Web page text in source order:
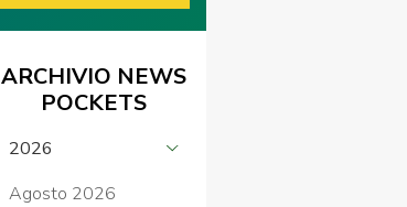
ARCHIVIO NEWS
POCKETS
2026
Agosto 2026